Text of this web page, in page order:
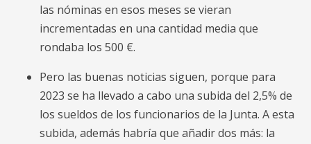
las nóminas en esos meses se vieran
incrementadas en una cantidad media que
rondaba los 500 €.
Pero las buenas noticias siguen, porque para
2023 se ha llevado a cabo una subida del 2,5% de
los sueldos de los funcionarios de la Junta. A esta
subida, además habría que añadir dos más: la